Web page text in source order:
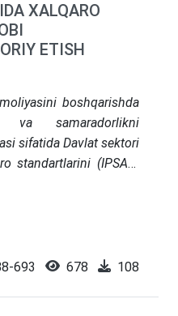
XALQARO
ETISH
boshqarishda
va samaradorlikni
sifatida Davlat sektori
standartlarini (IPSAS)
jumladan, moliyaviy
jalb qilish
ishonchni oshirish
O‘zbekistonda
693 678 108